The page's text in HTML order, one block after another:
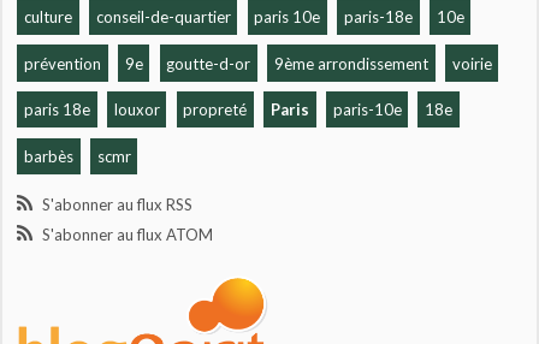
culture conseil-de-quartier paris 10e paris-18e 10e
prévention 9e goutte-d-or 9ème arrondissement voirie
paris 18e louxor propreté Paris paris-10e 18e
barbès scmr
S'abonner au flux RSS
S'abonner au flux ATOM